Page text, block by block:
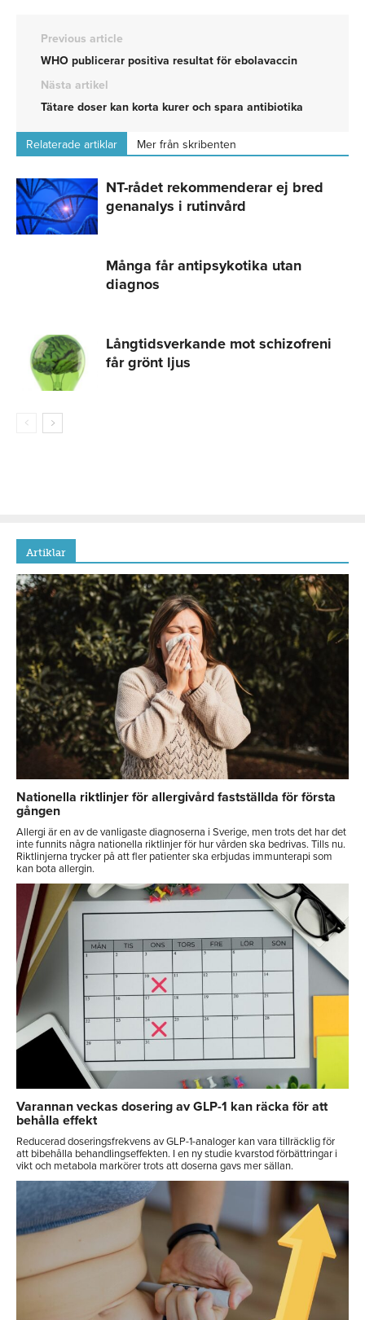
Previous article
WHO publicerar positiva resultat för ebolavaccin
Nästa artikel
Tätare doser kan korta kurer och spara antibiotika
Relaterade artiklar Mer från skribenten
NT-rådet rekommenderar ej bred
genanalys i rutinvård
Många får antipsykotika utan
diagnos
Långtidsverkande mot schizofreni
får grönt ljus
Artiklar
Nationella riktlinjer för allergivård fastställda för första
gången
Allergi är en av de vanligaste diagnoserna i Sverige, men trots det har det
inte funnits några nationella riktlinjer för hur vården ska bedrivas. Tills nu.
Riktlinjerna trycker på att fler patienter ska erbjudas immunterapi som
kan bota allergin.
Varannan veckas dosering av GLP-1 kan räcka för att
behålla effekt
Reducerad doseringsfrekvens av GLP-1-analoger kan vara tillräcklig för
att bibehålla behandlingseffekten. I en ny studie kvarstod förbättringar i
vikt och metabola markörer trots att doserna gavs mer sällan.